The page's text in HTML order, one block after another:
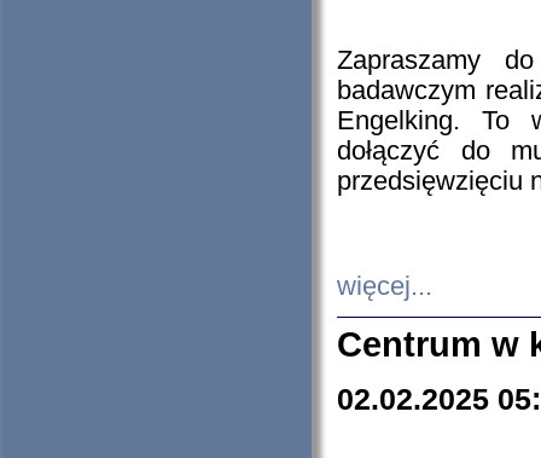
Zapraszamy
badawczym
Engelking. To
dołączyć do
przedsięwzięciu
więcej...
Centrum w
02.02.2025